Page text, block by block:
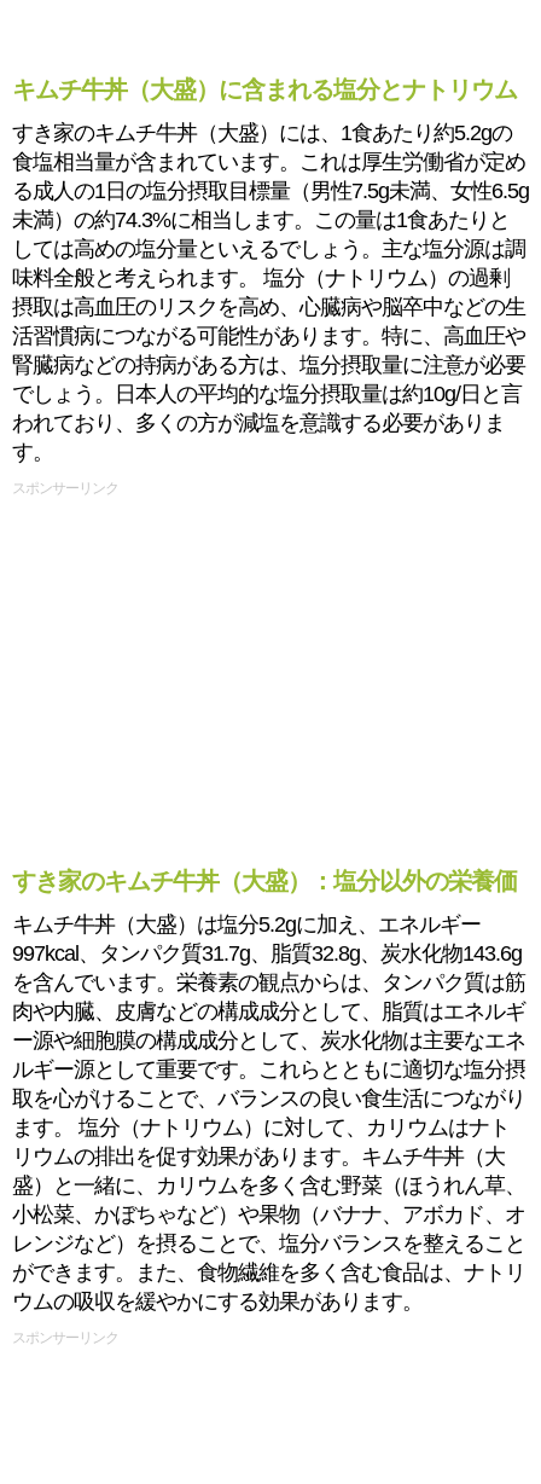
キムチ牛丼（大盛）に含まれる塩分とナトリウム
すき家のキムチ牛丼（大盛）には、1食あたり約5.2gの
食塩相当量が含まれています。これは厚生労働省が定め
る成人の1日の塩分摂取目標量（男性7.5g未満、女性6.5g
未満）の約74.3%に相当します。この量は1食あたりと
しては高めの塩分量といえるでしょう。主な塩分源は調
味料全般と考えられます。 塩分（ナトリウム）の過剰
摂取は高血圧のリスクを高め、心臓病や脳卒中などの生
活習慣病につながる可能性があります。特に、高血圧や
腎臓病などの持病がある方は、塩分摂取量に注意が必要
でしょう。日本人の平均的な塩分摂取量は約10g/日と言
われており、多くの方が減塩を意識する必要がありま
す。
スポンサーリンク
すき家のキムチ牛丼（大盛）：塩分以外の栄養価
キムチ牛丼（大盛）は塩分5.2gに加え、エネルギー
997kcal、タンパク質31.7g、脂質32.8g、炭水化物143.6g
を含んでいます。栄養素の観点からは、タンパク質は筋
肉や内臓、皮膚などの構成成分として、脂質はエネルギ
ー源や細胞膜の構成成分として、炭水化物は主要なエネ
ルギー源として重要です。これらとともに適切な塩分摂
取を心がけることで、バランスの良い食生活につながり
ます。 塩分（ナトリウム）に対して、カリウムはナト
リウムの排出を促す効果があります。キムチ牛丼（大
盛）と一緒に、カリウムを多く含む野菜（ほうれん草、
小松菜、かぼちゃなど）や果物（バナナ、アボカド、オ
レンジなど）を摂ることで、塩分バランスを整えること
ができます。また、食物繊維を多く含む食品は、ナトリ
ウムの吸収を緩やかにする効果があります。
スポンサーリンク